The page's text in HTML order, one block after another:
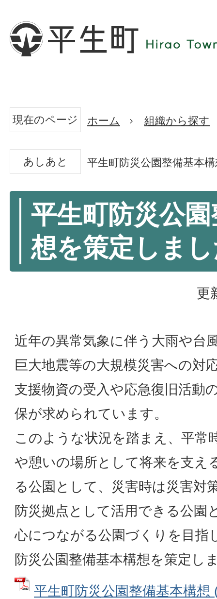
現在のページ ホーム 組織から探す
あしあと 平生町防災公園整備基本
平生町防災公
想を策定しま
更
近年の異常気象に伴う大雨や台
巨大地震等の大規模災害への対
支援物資の受入や応急復旧活動
保が求められています。
このような状況を踏まえ、平常
や憩いの場所として将来を支え
る公園として、災害時は災害対
防災拠点として活用できる公園
心につながる公園づくりを目指
防災公園整備基本構想を策定し
平生町防災公園整備基本構想